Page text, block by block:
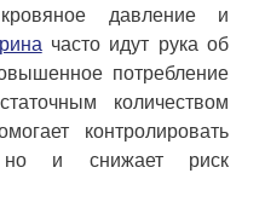
давление и
часто идут рука об
потребление
количеством
контролировать
но и снижает риск